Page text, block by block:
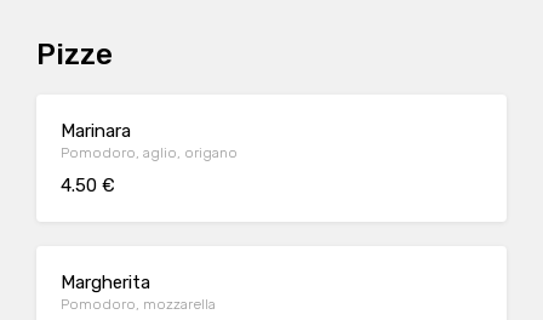
Pizze
Marinara
Pomodoro, aglio, origano
4.50 €
Margherita
Pomodoro, mozzarella